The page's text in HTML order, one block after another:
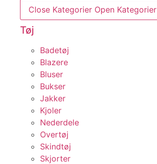
Close Kategorier Open Kategorier
Tøj
Badetøj
Blazere
Bluser
Bukser
Jakker
Kjoler
Nederdele
Overtøj
Skindtøj
Skjorter